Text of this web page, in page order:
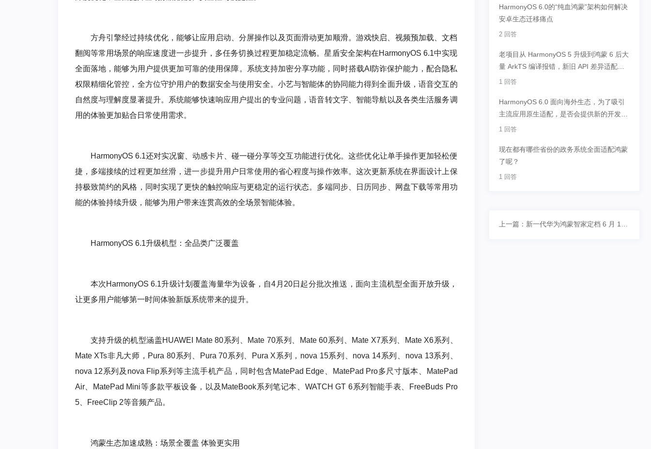
方舟引擎经过持续优化，能够让应用启动、分屏操作以及页面滑动更加顺滑。游戏快启、视频预加载、文档
翻阅等常用场景的响应速度进一步提升，多任务切换过程更加稳定流畅。星盾安全架构在HarmonyOS 6.1中实现
全面落地，能够为用户提供更加可靠的使用保障。系统支持加密分享功能，同时搭载AI防诈保护能力，配合隐私
权限精细化管控，全方位守护用户的数据安全与使用安全。小艺与智能体的协同能力得到全面升级，语音交互的
自然度与理解度显著提升。系统能够快速响应用户提出的专业问题，语音转文字、智能导航以及各类生活服务调
用的体验更加贴合日常使用需求。
HarmonyOS 6.1还对实况窗、动感卡片、碰一碰分享等交互功能进行优化。这些优化让单手操作更加轻松便
捷，多端接续的过程更加丝滑，进一步提升用户日常使用的省心程度与操作效率。这次更新系统在界面设计上保
持极致简约的风格，同时实现了更快的触控响应与更稳定的运行状态。多端同步、日历同步、网盘下载等常用功
能的体验持续升级，能够为用户带来连贯高效的全场景智能体验。
HarmonyOS 6.1升级机型：全品类广泛覆盖
本次HarmonyOS 6.1升级计划覆盖海量华为设备，自4月20日起分批次推送，面向主流机型全面开放升级，
让更多用户能够第一时间体验新版系统带来的提升。
支持升级的机型涵盖HUAWEI Mate 80系列、Mate 70系列、Mate 60系列、Mate X7系列、Mate X6系列、
Mate XTs非凡大师，Pura 80系列、Pura 70系列、Pura X系列，nova 15系列、nova 14系列、nova 13系列、
nova 12系列及nova Flip系列等主流手机产品，同时包含MatePad Edge、MatePad Pro多尺寸版本、MatePad
Air、MatePad Mini等多款平板设备，以及MateBook系列笔记本、WATCH GT 6系列智能手表、FreeBuds Pro
5、FreeClip 2等音频产品。
鸿蒙生态加速成熟：场景全覆盖 体验更实用
HarmonyOS 6.0的“纯血鸿蒙”架构如何解决
安卓生态迁移痛点
2 回答
老项目从 HarmonyOS 5 升级到鸿蒙 6 后大
量 ArkTS 编译报错，新旧 API 差异适配有
无快速迁移方案？
1 回答
HarmonyOS 6.0 面向海外生态，为了吸引
主流应用原生适配，是否会提供新的开发工
具链呀？
1 回答
现在都有哪些省份的政务系统全面适配鸿蒙
了呢？
1 回答
上一篇：新一代华为鸿蒙智家定档 6 月 1